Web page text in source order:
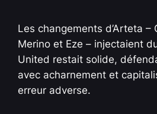
Les changements d’Arteta –
Merino et Eze – injectaient
United restait solide,
avec acharnement et
erreur adverse.